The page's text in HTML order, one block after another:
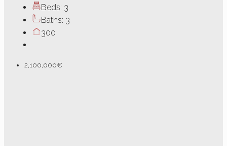
Beds: 3
Baths: 3
300
2,100,000€